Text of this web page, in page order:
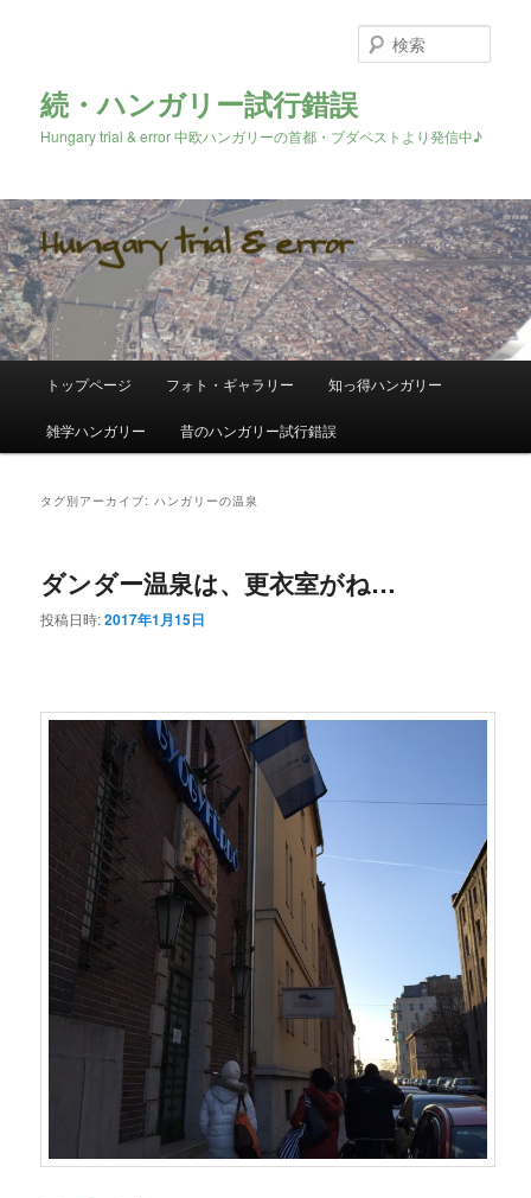
続・ハンガリー試行錯誤
Hungary trial & error 中欧ハンガリーの首都・ブダペストより発信中♪
索
メ
メ
イ
ン
ツ
動
サ
ブ
テ
へ
トップページ フォト・ギャラリー 知っ得ハンガリー
雑学ハンガリー 昔のハンガリー試行錯誤
タグ別アーカイブ:ハンガリーの温泉
ダンダー温泉は、更衣室がね…
投稿日時:2017年1月15日